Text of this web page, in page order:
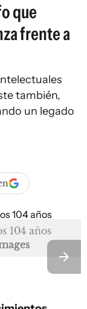
que
frente a
también,
un legado
104 años